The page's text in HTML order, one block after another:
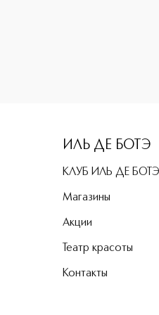
ИЛЬ ДЕ БОТЭ
КЛУБ ИЛЬ ДЕ БОТЭ
Магазины
Акции
Театр красоты
Контакты